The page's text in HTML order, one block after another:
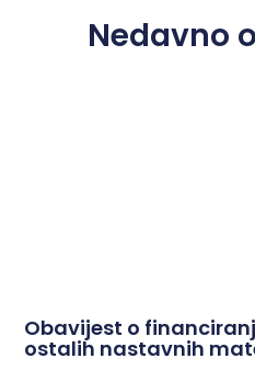
Nedavno
Obavijest o
ostalih nastavnih